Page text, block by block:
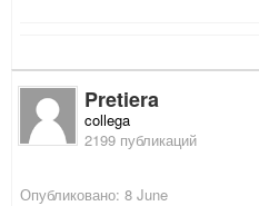
Pretiera
collega
2199 публикаций
Опубликовано: 8 June